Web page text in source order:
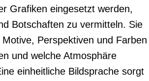
Grafiken eingesetzt werden,
Botschaften zu vermitteln. Sie
Perspektiven und Farben
und welche Atmosphäre
einheitliche Bildsprache sorgt